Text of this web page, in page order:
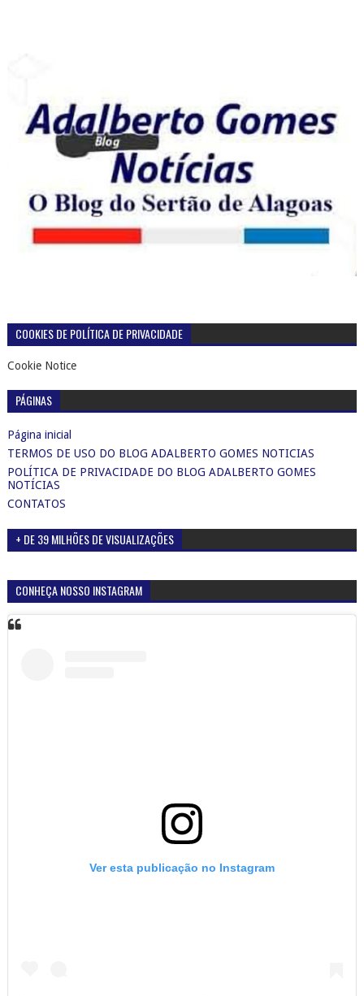
COOKIES DE POLÍTICA DE PRIVACIDADE
Cookie Notice
PÁGINAS
Página inicial
TERMOS DE USO DO BLOG ADALBERTO GOMES NOTICIAS
POLÍTICA DE PRIVACIDADE DO BLOG ADALBERTO GOMES
NOTÍCIAS
CONTATOS
+ DE 39 MILHÕES DE VISUALIZAÇÕES
CONHEÇA NOSSO INSTAGRAM
Ver esta publicação no Instagram